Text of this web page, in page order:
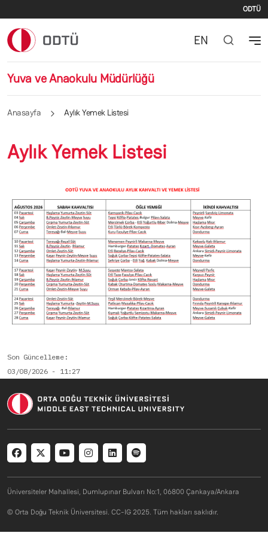
ODTÜ
Yuva ve Anaokulu Müdürlüğü
EN
Anasayfa Aylık Yemek Listesi
Aylık Yemek Listesi
Son Güncelleme
03/08/2026 - 11:27
Social menu
Üniversiteler Mahallesi, Dumlupınar Bulvarı No:1, 06800 Çankaya/Ankara
© Orta Doğu Teknik Üniversitesi. CC-IG 2025. Tüm hakları saklıdır.